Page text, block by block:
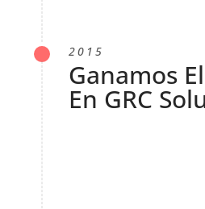
2015
Ganamos
En GRC